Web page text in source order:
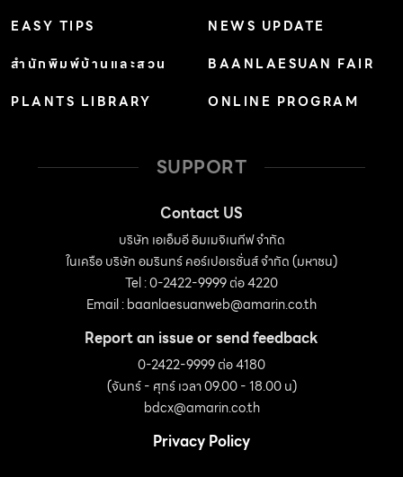
EASY TIPS
สำนักพิมพ์บ้านและสวน
PLANTS LIBRARY
NEWS UPDATE
BAANLAESUAN FAIR
ONLINE PROGRAM
SUPPORT
Contact US
บริษัท เอเอ็มอี อิมเมจิเนทีฟ จำกัด
ในเครือ บริษัท อมรินทร์ คอร์เปอเรชั่นส์ จำกัด (มหาชน)
Tel : 0-2422-9999 ต่อ 4220
Email :baanlaesuanweb@amarin.co.th
Report an issue or send feedback
0-2422-9999 ต่อ 4180
(จันทร์ - ศุกร์ เวลา 09.00 - 18.00 น)
bdcx@amarin.co.th
Privacy Policy